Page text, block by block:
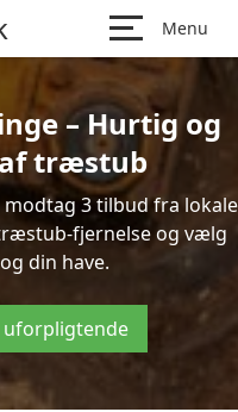
Menu
– Hurtig og
træstub
3 tilbud fra lokale
fjernelse og vælg
din have.
uforpligtende